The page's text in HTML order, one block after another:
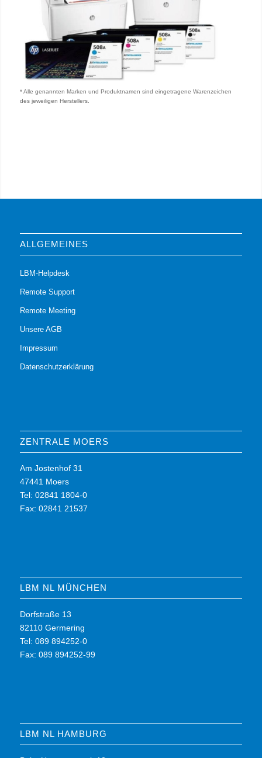
* Alle genannten Marken und Produktnamen sind eingetragene Warenzeichen
des jeweiligen Herstellers.
ALLGEMEINES
LBM-Helpdesk
Remote Support
Remote Meeting
Unsere AGB
Impressum
Datenschutzerklärung
ZENTRALE MOERS
Am Jostenhof 31
47441 Moers
Tel: 02841 1804-0
Fax: 02841 21537
LBM NL MÜNCHEN
Dorfstraße 13
82110 Germering
Tel: 089 894252-0
Fax: 089 894252-99
LBM NL HAMBURG